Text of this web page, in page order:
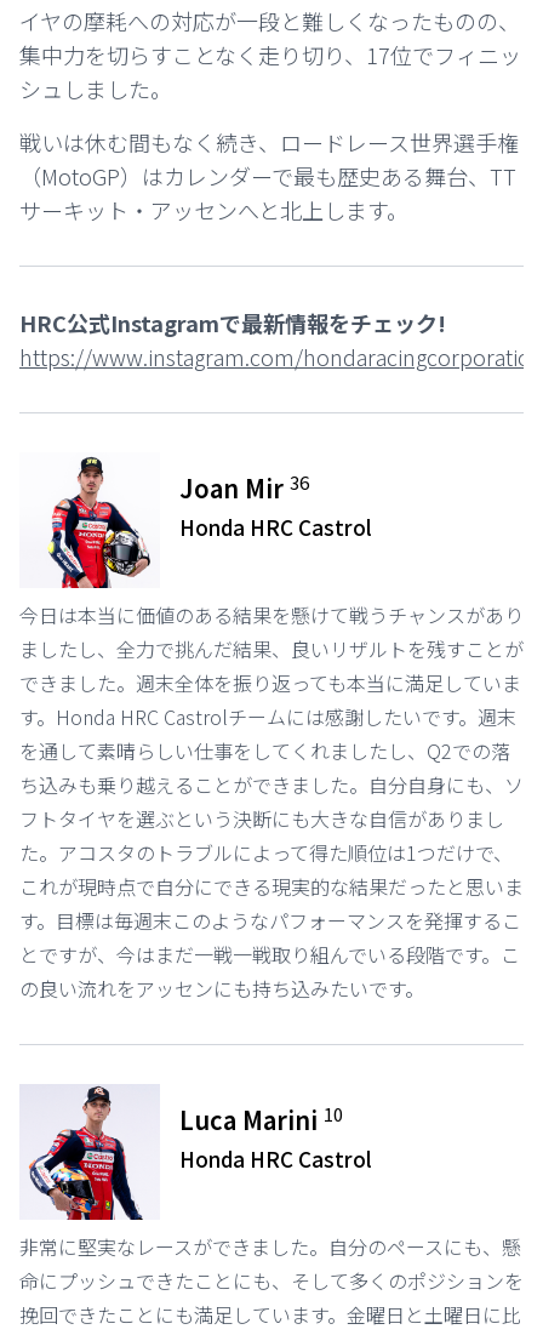
イヤの摩耗への対応が一段と難しくなったものの、
集中力を切らすことなく走り切り、17位でフィニッ
シュしました。
戦いは休む間もなく続き、ロードレース世界選手権
（MotoGP）はカレンダーで最も歴史ある舞台、TT
サーキット・アッセンへと北上します。
HRC公式Instagramで最新情報をチェック!
https://www.instagram.com/
Joan Mir36
Honda HRC Castrol
今日は本当に価値のある結果を懸けて戦うチャンスがあり
ましたし、全力で挑んだ結果、良いリザルトを残すことが
できました。週末全体を振り返っても本当に満足していま
す。Honda HRC Castrolチームには感謝したいです。週末
を通して素晴らしい仕事をしてくれましたし、Q2での落
ち込みも乗り越えることができました。自分自身にも、ソ
フトタイヤを選ぶという決断にも大きな自信がありまし
た。アコスタのトラブルによって得た順位は1つだけで、
これが現時点で自分にできる現実的な結果だったと思いま
す。目標は毎週末このようなパフォーマンスを発揮するこ
とですが、今はまだ一戦一戦取り組んでいる段階です。こ
の良い流れをアッセンにも持ち込みたいです。
Luca Marini 10
Honda HRC Castrol
非常に堅実なレースができました。自分のペースにも、懸
命にプッシュできたことにも、そして多くのポジションを
挽回できたことにも満足しています。金曜日と土曜日に比